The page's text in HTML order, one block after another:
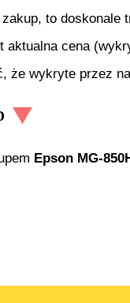
to doskonale
aktualna cena
że wykryte przez
Epson MG-